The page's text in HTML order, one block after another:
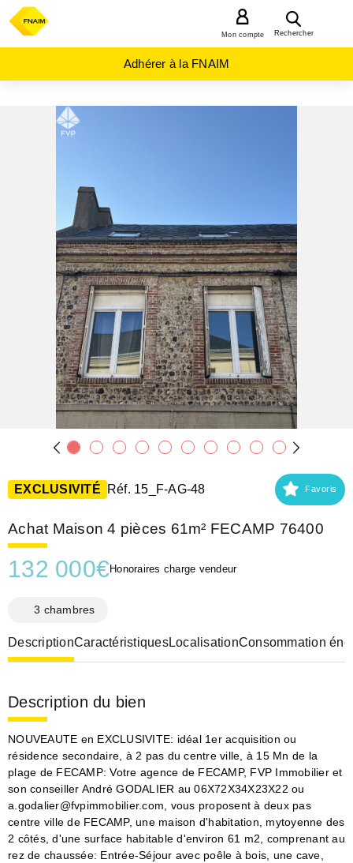
Rechercher
Mon compte
Adhérer à la FNAIM
EXCLUSIVITÉ Réf. 15_F-AG-48 Favoris
Achat Maison 4 pièces 61m² FECAMP 76400
132 000€ Honoraires charge vendeur
3 chambres
DescriptionCaractéristiquesLocalisationConsommation
Description du bien
NOUVEAUTE en EXCLUSIVITE: idéal 1er acquisition ou
résidence secondaire, à 2 pas du centre ville, à 15 Mn de la
plage de FECAMP: Votre agence de FECAMP, FVP Immobilier et
son conseiller André GODALIER au 06X72X34X23X22 ou
a.godalier@fvpimmobilier.com, vous proposent à deux pas
centre ville de FECAMP, une maison d'habitation, mytoyenne des
2 côtés, d'une surface habitable d'environ 61 m2, comprenant au
rez de chaussée: Entrée-Séjour avec poêle à bois, une cave,